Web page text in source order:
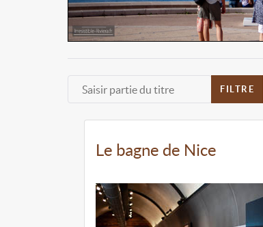
Saisir partie du titre FILTRE
Le bagne de Nice